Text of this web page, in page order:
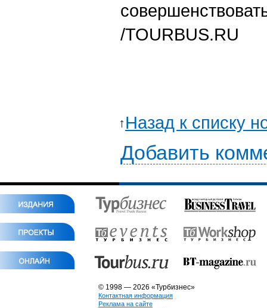
/TOURBUS.RU
Назад к списку
Добавить
© 1998 — 2026 «Турбизнес»
Контактная информация
Реклама на сайте